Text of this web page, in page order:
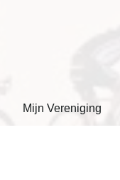
Mijn Vereniging